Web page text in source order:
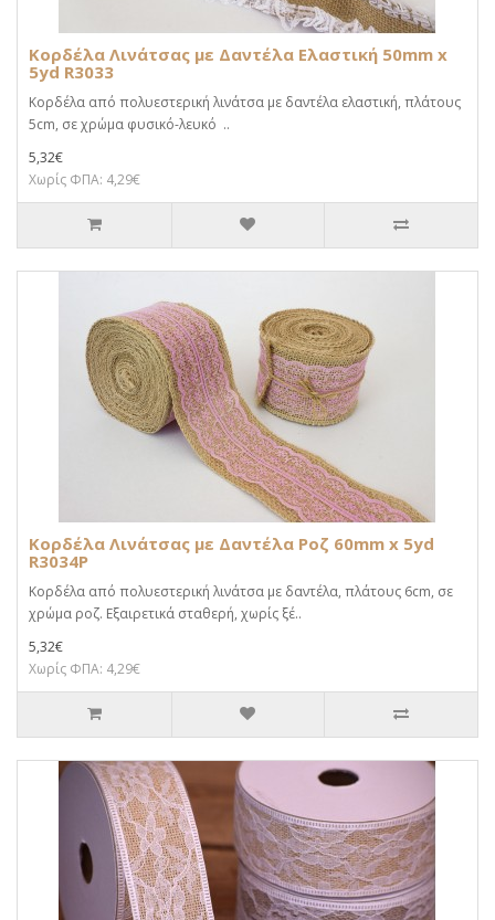
Κορδέλα Λινάτσας με Δαντέλα Ελαστική 50mm x
5yd R3033
Κορδέλα από πολυεστερική λινάτσα με δαντέλα ελαστική, πλάτους
5cm, σε χρώμα φυσικό-λευκό ..
5,32€
Χωρίς ΦΠΑ: 4,29€
Κορδέλα Λινάτσας με Δαντέλα Ροζ 60mm x 5yd
R3034P
Κορδέλα από πολυεστερική λινάτσα με δαντέλα, πλάτους 6cm, σε
χρώμα ροζ. Εξαιρετικά σταθερή, χωρίς ξέ..
5,32€
Χωρίς ΦΠΑ: 4,29€